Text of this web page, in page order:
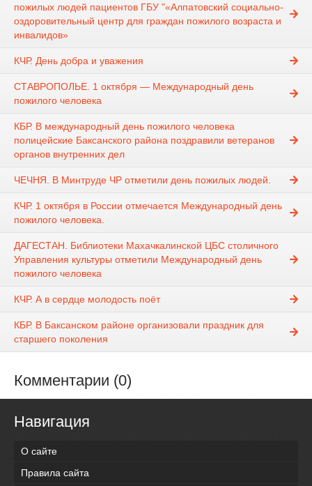
пожилых людей пациентов ГБУ "«Алпатовский социально-
оздоровительный центр для граждан пожилого возраста и
инвалидов»
КЧР. День добра и уважения
СТАВРОПОЛЬЕ. 1 октября — Международный день
пожилого человека
КБР. В международный день пожилого человека
полицейские Баксанского района поздравили ветеранов
органов внутренних дел
ЧЕЧНЯ. В Минтруде ЧР отметили день пожилых людей.
КЧР. 1 октября в России отмечается Международный день
пожилого человека.
ДАГЕСТАН. Библиотеки Махачкалинской ЦБС столичного
Управления культуры отметили Международный день
пожилого человека
КЧР. А в сердце молодость поёт
КБР. В Баксанском районе организовали праздник для
старшего поколения
Комментарии (0)
Навигация
О сайте
Правила сайта